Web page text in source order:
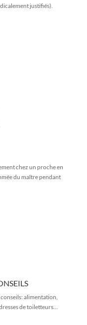
justifiés).
chez un proche en
du maître pendant
alimentation,
de toiletteurs…